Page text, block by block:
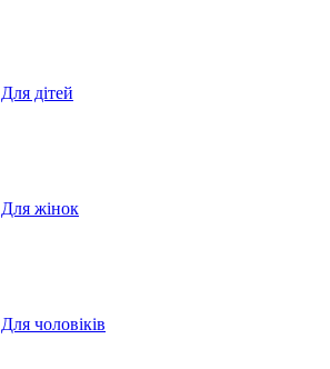
Для дітей
Для жінок
Для чоловіків